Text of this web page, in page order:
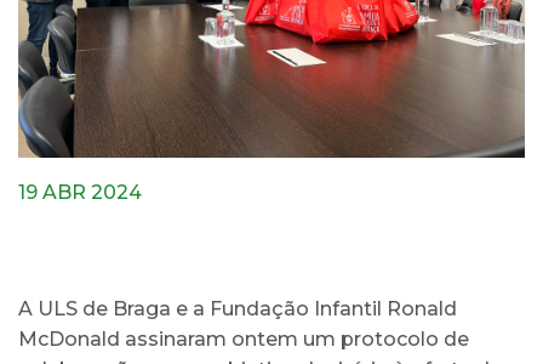
19 ABR 2024
A ULS de Braga e a Fundação Infantil Ronald
McDonald assinaram ontem um protocolo de